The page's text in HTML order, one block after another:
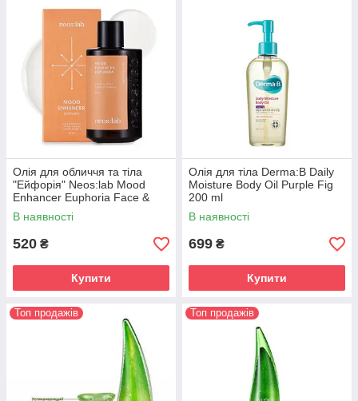
Олія для обличчя та тіла
"Ейфорія" Neos:lab Mood
Enhancer Euphoria Face &
Body Oil 80ml
В наявності
520 ₴
Купити
Олія для тіла Derma:B Daily
Moisture Body Oil Purple Fig
200 ml
В наявності
699 ₴
Купити
Топ продажів Топ продажів